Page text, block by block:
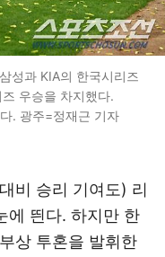
성과 KIA의 한국시리즈
우승을 차지했다.
. 광주=정재근 기자
비 승리 기여도) 리
에 띈다. 하지만 한
상 투혼을 발휘한